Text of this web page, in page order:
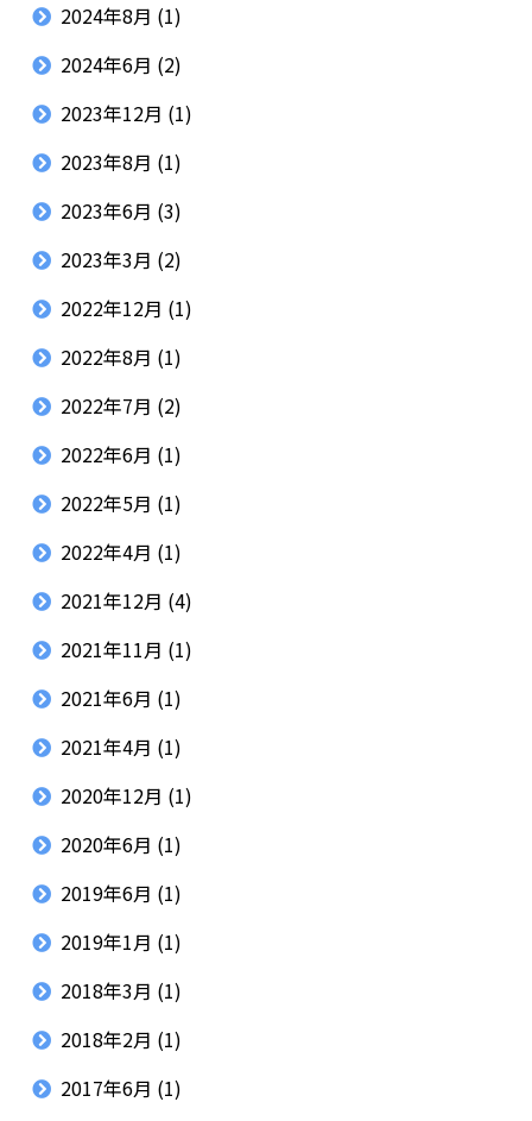
2024年8月 (1)
2024年6月 (2)
2023年12月 (1)
2023年8月 (1)
2023年6月 (3)
2023年3月 (2)
2022年12月 (1)
2022年8月 (1)
2022年7月 (2)
2022年6月 (1)
2022年5月 (1)
2022年4月 (1)
2021年12月 (4)
2021年11月 (1)
2021年6月 (1)
2021年4月 (1)
2020年12月 (1)
2020年6月 (1)
2019年6月 (1)
2019年1月 (1)
2018年3月 (1)
2018年2月 (1)
2017年6月 (1)